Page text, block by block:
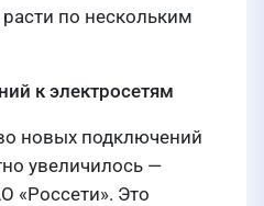
по нескольким
к электросетям
новых подключений
увеличилось —
«Россети». Это